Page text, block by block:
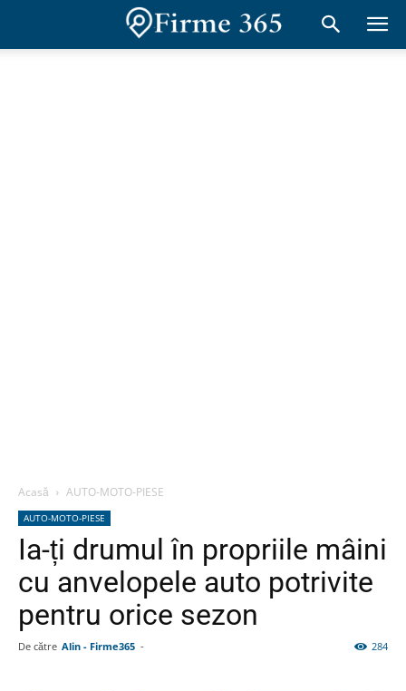
Acasă AUTO-MOTO-PIESE
AUTO-MOTO-PIESE
Ia-ți drumul în propriile mâini
cu anvelopele auto potrivite
pentru orice sezon
De către Alin - Firme365 - 284